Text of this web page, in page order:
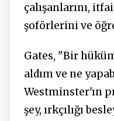
çalışanlarını,
şoförlerini ve
Gates, "Bir
aldım ve ne
Westminster'ın
şey, ırkçılığı